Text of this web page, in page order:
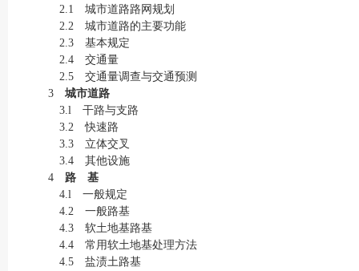
2.1 城市道路路网规划
2.2 城市道路的主要功能
2.3 基本规定
2.4 交通量
2.5 交通量调查与交通预测
3 城市道路
3.l 干路与支路
3.2 快速路
3.3 立体交叉
3.4 其他设施
4 路 基
4.l 一般规定
4.2 一般路基
4.3 软土地基路基
4.4 常用软土地基处理方法
4.5 盐渍土路基